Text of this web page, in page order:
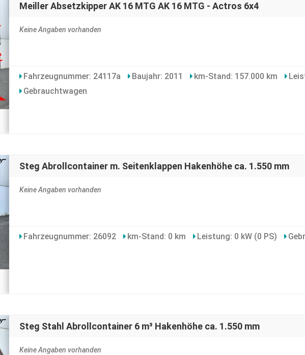
Meiller Absetzkipper AK 16 MTG AK 16 MTG - Actros 6x4
Keine Angaben vorhanden
Fahrzeugnummer: 24117a Baujahr: 2011 km-Stand: 157.000 km
Gebrauchtwagen
Steg Abrollcontainer m. Seitenklappen Hakenhöhe ca. 1.550 mm
Keine Angaben vorhanden
Fahrzeugnummer: 26092 km-Stand: 0 km Leistung: 0 kW (0 PS)
Steg Stahl Abrollcontainer 6 m³ Hakenhöhe ca. 1.550 mm
Keine Angaben vorhanden